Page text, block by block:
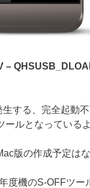
–
する、完全起動
ルとなっているよ
版の作成予定はな
度機のS-OFFツ